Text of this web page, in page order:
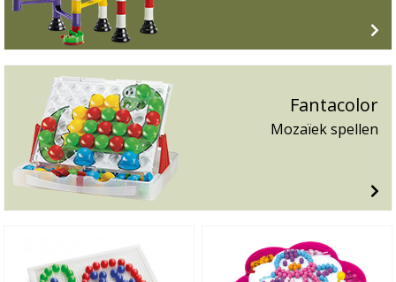
Fantacolor
Mozaïek spellen